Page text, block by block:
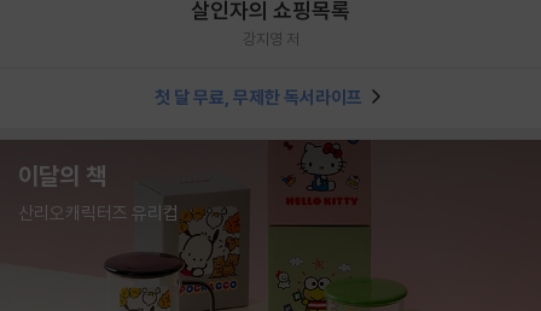
살인자의 쇼핑목록
강지영 저
첫 달 무료, 무제한 독서라이프
이달의 책
산리오캐릭터즈 유리컵